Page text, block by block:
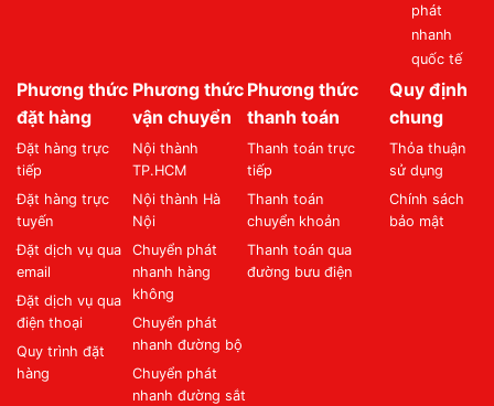
phát
nhanh
quốc tế
Phương thức
đặt hàng
Đặt hàng trực
tiếp
Đặt hàng trực
tuyến
Đặt dịch vụ qua
email
Đặt dịch vụ qua
điện thoại
Quy trình đặt
hàng
Phương thức
vận chuyển
Nội thành
TP.HCM
Nội thành Hà
Nội
Chuyển phát
nhanh hàng
không
Chuyển phát
nhanh đường bộ
Chuyển phát
nhanh đường sắt
Phương thức
thanh toán
Thanh toán trực
tiếp
Thanh toán
chuyển khoản
Thanh toán qua
đường bưu điện
Quy định
chung
Thỏa thuận
sử dụng
Chính sách
bảo mật